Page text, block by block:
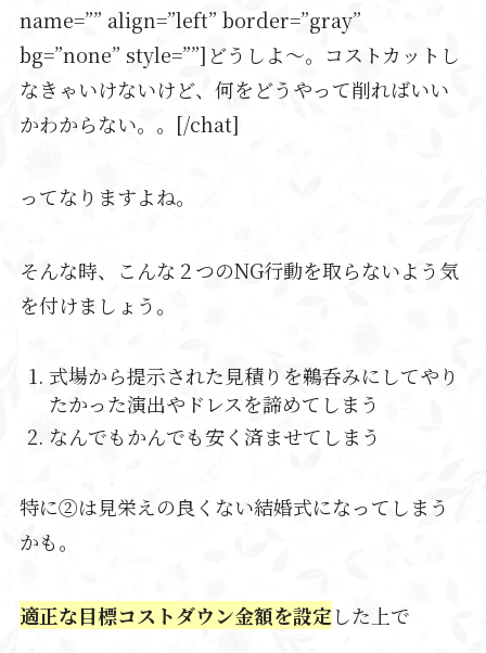
name=”” align=”left” border=”gray”
bg=”none” style=””]どうしよ～。コストカットし
なきゃいけないけど、何をどうやって削ればいい
かわからない。。[/chat]
ってなりますよね。
そんな時、こんな２つのNG行動を取らないよう気
を付けましょう。
式場から提示された見積りを鵜呑みにしてやり
たかった演出やドレスを諦めてしまう
なんでもかんでも安く済ませてしまう
特に②は見栄えの良くない結婚式になってしまう
かも。
適正な目標コストダウン金額を設定した上で